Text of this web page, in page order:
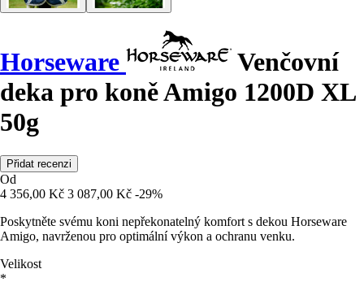
Horseware
Venčovní
deka pro koně Amigo 1200D XL
50g
Přidat recenzi
Od
4 356,00 Kč 3 087,00 Kč -29%
Poskytněte svému koni nepřekonatelný komfort s dekou Horseware
Amigo, navrženou pro optimální výkon a ochranu venku.
Velikost
*